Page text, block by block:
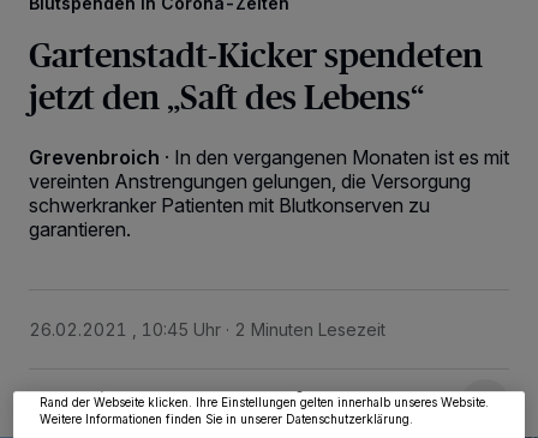
Gartenstadt-Kicker spendeten
jetzt den „Saft des Lebens“
Grevenbroich · In den vergangenen Monaten ist es mit
vereinten Anstrengungen gelungen, die Versorgung
schwerkranker Patienten mit Blutkonserven zu
garantieren.
26.02.2021 , 10:45 Uhr 2 Minuten Lesezeit
Zwecke. Wenn Tracker deaktiviert sind, sind manche Inhalte und Anzeigen
Rand der Webseite klicken. Ihre Einstellungen gelten innerhalb unseres Website.
Weitere Informationen finden Sie in unserer Datenschutzerklärung.